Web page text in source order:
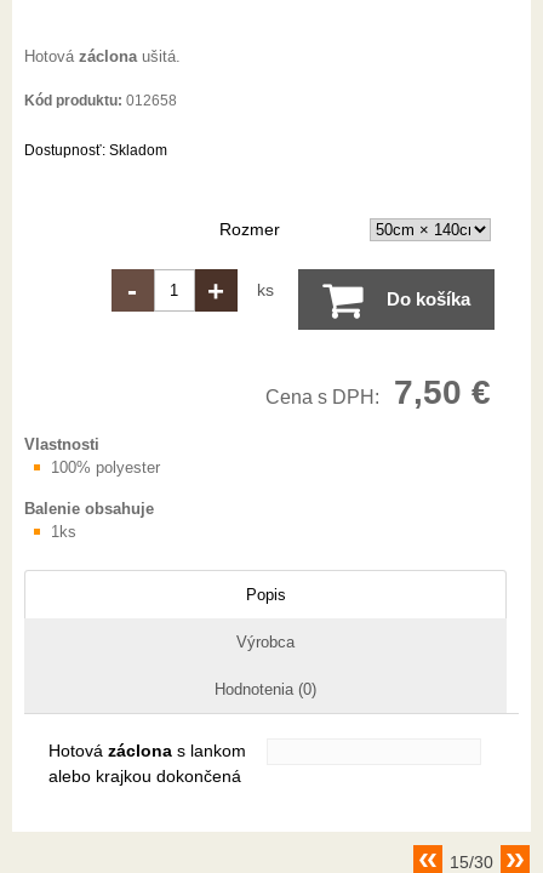
Hotová záclona ušitá.
Kód produktu: 012658
Dostupnosť: Skladom
Rozmer
- + ks Do košíka
Cena s DPH: 7,50 €
Vlastnosti
100% polyester
Balenie obsahuje
1ks
Popis
Výrobca
Hodnotenia (0)
Hotová záclona s lankom
alebo krajkou dokončená
15/30